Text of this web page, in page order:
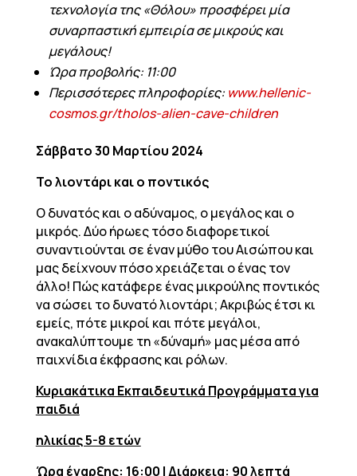
τεχνολογία της «Θόλου» προσφέρει μία
συναρπαστική εμπειρία σε μικρούς και
μεγάλους!
Ώρα προβολής: 11:00
Περισσότερες πληροφορίες: www.hellenic-
cosmos.gr/tholos-alien-cave-children
Σάββατο 30 Μαρτίου 2024
Το λιοντάρι και ο ποντικός
Ο δυνατός και ο αδύναμος, ο μεγάλος και ο
μικρός. Δύο ήρωες τόσο διαφορετικοί
συναντιούνται σε έναν μύθο του Αισώπου και
μας δείχνουν πόσο χρειάζεται ο ένας τον
άλλο! Πώς κατάφερε ένας μικρούλης ποντικός
να σώσει το δυνατό λιοντάρι; Ακριβώς έτσι κι
εμείς, πότε μικροί και πότε μεγάλοι,
ανακαλύπτουμε τη «δύναμή» μας μέσα από
παιχνίδια έκφρασης και ρόλων.
Κυριακάτικα Εκπαιδευτικά Προγράμματα για
παιδιά
ηλικίας 5-8 ετών
Ώρα έναρξης: 16:00 | Διάρκεια: 90 λεπτά